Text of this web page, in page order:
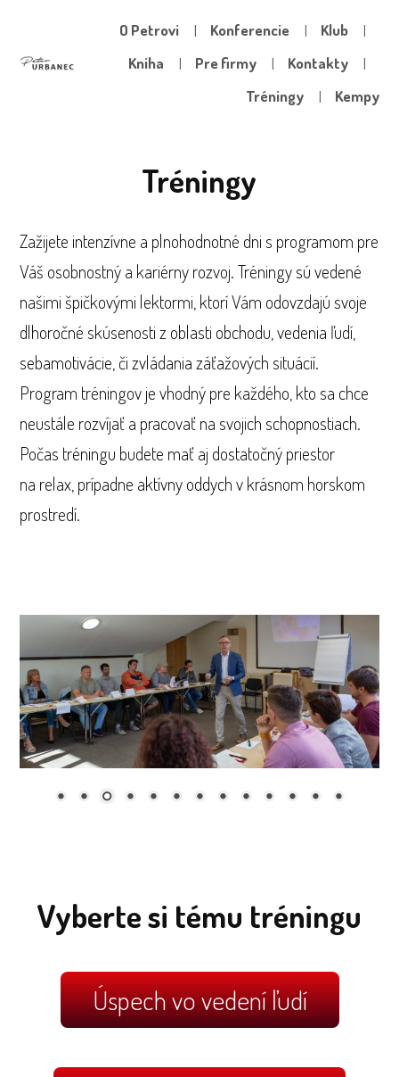
O Petrovi Konferencie
Klub
Kniha
Pre firmy
Kontakty
Tréningy
Kempy
Tréningy
Zažijete intenzívne a plnohodnotné dni s programom pre
Váš osobnostný a kariérny rozvoj. Tréningy sú vedené
našimi špičkovými lektormi, ktorí Vám odovzdajú svoje
dlhoročné skúsenosti z oblasti obchodu, vedenia ľudí,
sebamotivácie, či zvládania záťažových situácií.
Program tréningov je vhodný pre každého, kto sa chce
neustále rozvíjať a pracovať na svojich schopnostiach.
Počas tréningu budete mať aj dostatočný priestor
na relax, prípadne aktívny oddych v krásnom horskom
prostredí.
Vyberte si tému tréningu
Úspech vo vedení ľudí